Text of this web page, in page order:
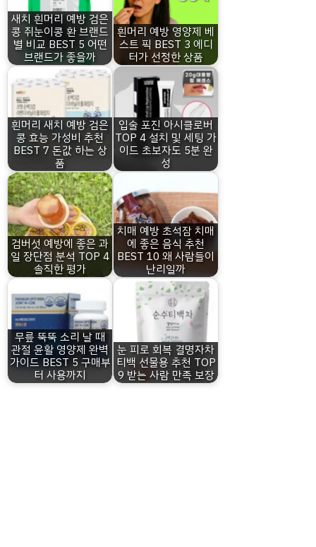
새치 흰머리 예방 검은
콩 쥐눈이콩 환 브랜드
별 비교 BEST 5 어떤
브랜드가 좋을까
흰머리 예방 영양제 베
스트 픽 BEST 3 에디
터가 선정한 상품
흰머리 새치 예방 검은
콩 효능 가성비 추천
BEST 7 돈값 하는 상
품
입술 포진 아시클로버
TOP 4 설치 및 세팅 가
이드 초보자도 5분 완
성
검버섯 예방에 좋은 과
일 장단점 분석 TOP 4
솔직한 평가
치매 예방 초석잠 치매
에 좋은 음식 추천
BEST 10 왜 사람들이
난리일까
무릎 뚝뚝 소리 날 때
관절 윤활 영양제 완벽
가이드 BEST 5 구매부
터 사용까지
눈 피로 회복 결명자차
티백 선물용 추천 TOP
9 받는 사람 만족 보장